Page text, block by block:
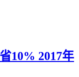
10% 2017年